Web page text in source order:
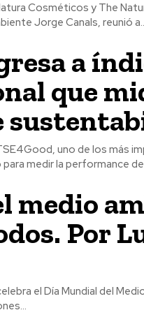
Cosméticos y The
Jorge Canals, reunió
a
que
uno de los más
medir la performance
medio
Por
el Día Mundial del